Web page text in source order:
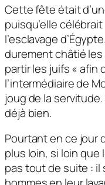
Cette fête était
puisqu’elle
l’esclavage
durement châtié
partir les juifs « afin
l’intermédiaire de
joug de la
déjà bien.
Pourtant en ce jour
plus loin, si loin
pas tout de suite : il